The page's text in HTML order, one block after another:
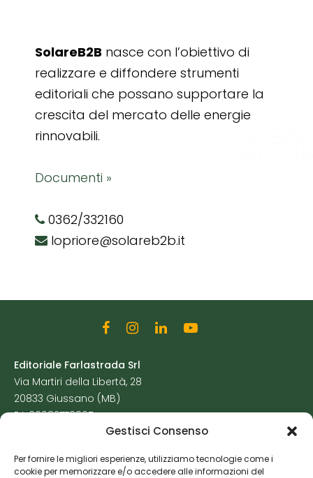
Gestisci Consenso
Per fornire le migliori esperienze, utilizziamo tecnologie come i
cookie per memorizzare e/o accedere alle informazioni del
SolareB2B nasce con l’obiettivo di
realizzare e diffondere strumenti
editoriali che possano supportare la
crescita del mercato delle energie
rinnovabili.
Documenti »
0362/332160
lopriore@solareb2b.it
Editoriale Farlastrada Srl
Via Martiri della Libertà, 28
20833 Giussano (MB)
P.I. 06982770965
Cookie Policy